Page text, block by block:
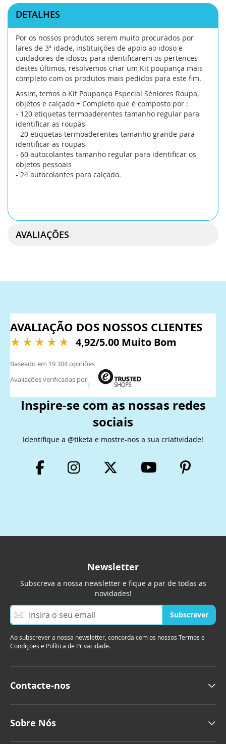
DETALHES
Por os nossos produtos serem muito procurados por
lares de 3ª idade, instituições de apoio ao idoso e
cuidadores de idosos para identificarem os pertences
destes últimos, resolvemos criar um Kit poupança mais
completo com os produtos mais pedidos para este fim.
Assim, temos o Kit Poupança Especial Séniores Roupa,
objetos e calçado + Completo que é composto por :
- 120 etiquetas termoaderentes tamanho regular para
identificar as roupas
- 20 etiquetas termoaderentes tamanho grande para
identificar as roupas
- 60 autocolantes tamanho regular para identificar os
objetos pessoais
- 24 autocolantes para calçado.
AVALIAÇÕES
AVALIAÇÃO DOS NOSSOS CLIENTES
4,92/5.00 Muito Bom
Baseado em 19 304opiniões
Avaliações verificadas por
Inspire-se com as nossas redes
sociais
Identifique a @tiketa e mostre-nos a sua criatividade!
Contacte-nos
Sobre Nós
Newsletter
Subscreva a nossa newsletter e fique a par de todas as
novidades!
S
u
s
c
e
s
Subscrever
Ao subscrever a nossa newsletter, concorda com os nossos Termos e
Condições e Política de Privacidade.